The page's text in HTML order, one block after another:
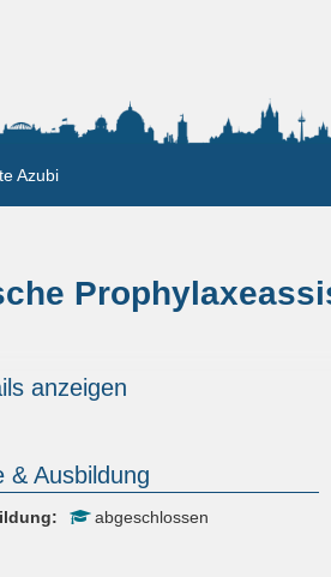
Azubi
anzeigen
& Ausbildung
abgeschlossen